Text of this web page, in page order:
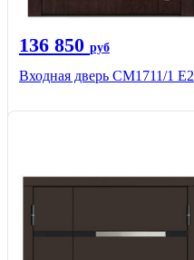
136 850 руб
Входная дверь CМ1711/1 Е2